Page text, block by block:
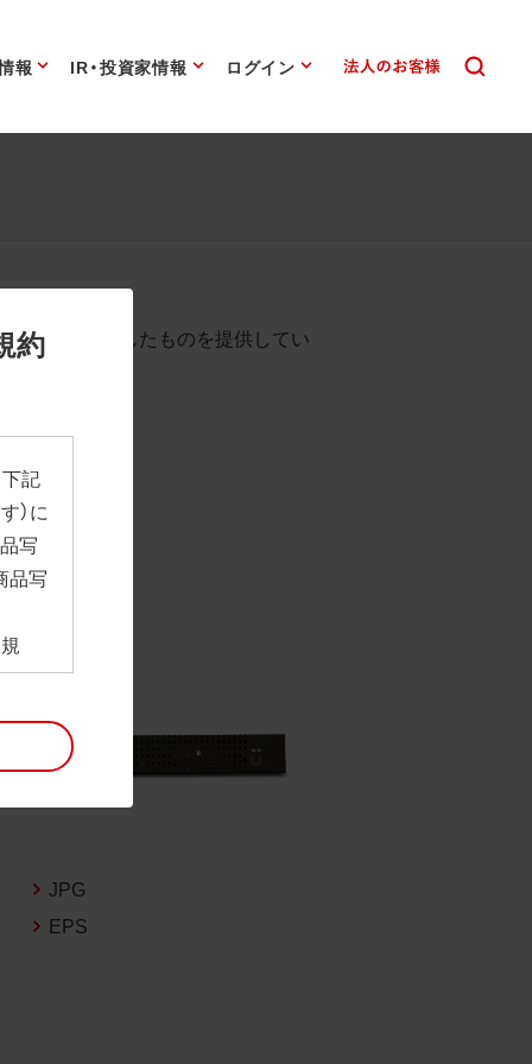
報 IR・投資家情報 ログイン
約
記
）に
写
品写
ロー
規
最
ります。
背景を透過したものを提供してい
JPG
EPS